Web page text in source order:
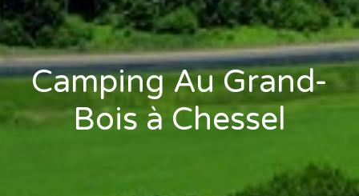
Camping Au Grand-
Bois à Chessel